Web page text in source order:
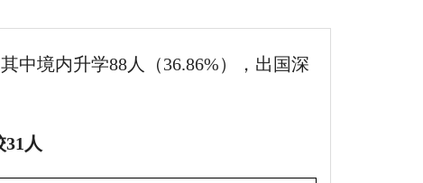
中境内升学88人（36.86%），出国深
31 人